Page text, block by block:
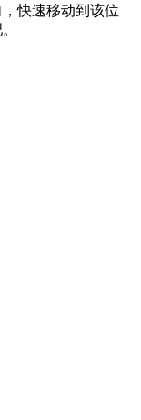
快速移动到该位